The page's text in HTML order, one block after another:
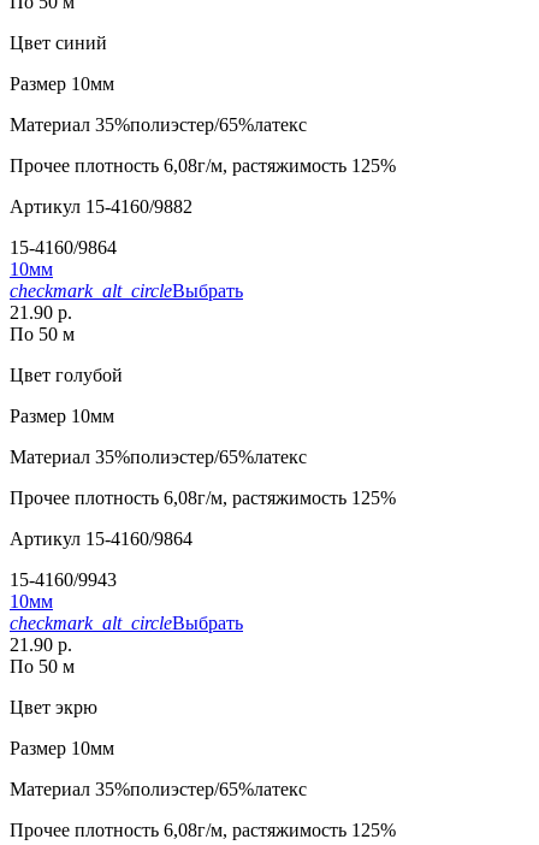
Цвет синий
Размер 10мм
Материал 35%полиэстер/65%латекс
Прочее плотность 6,08г/м, растяжимость 125%
Артикул 15-4160/9882
15-4160/9864
10мм
checkmark_alt_circleВыбрать
21.90 р.
По 50 м
Цвет голубой
Размер 10мм
Материал 35%полиэстер/65%латекс
Прочее плотность 6,08г/м, растяжимость 125%
Артикул 15-4160/9864
15-4160/9943
10мм
checkmark_alt_circleВыбрать
21.90 р.
По 50 м
Цвет экрю
Размер 10мм
Материал 35%полиэстер/65%латекс
Прочее плотность 6,08г/м, растяжимость 125%